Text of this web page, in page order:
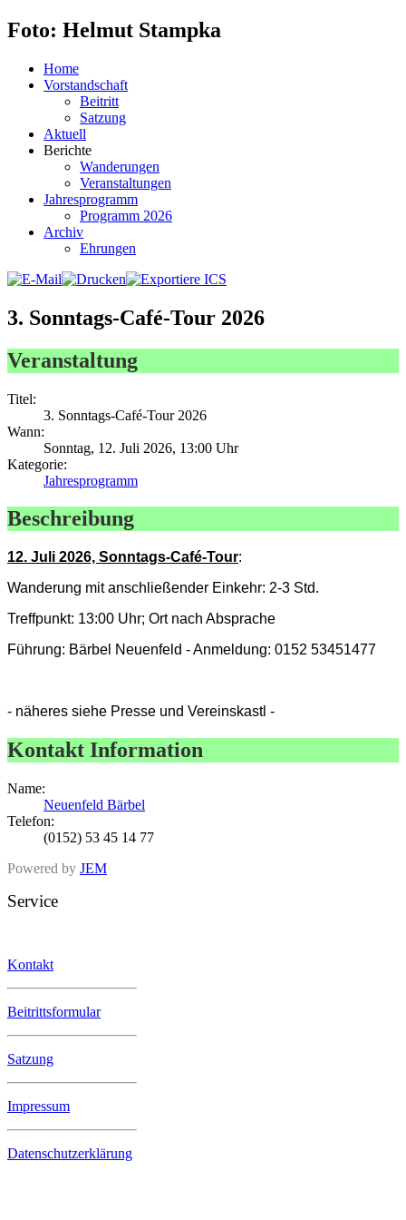
Foto: Helmut Stampka
Home
Vorstandschaft
Beitritt
Satzung
Aktuell
Berichte
Wanderungen
Veranstaltungen
Jahresprogramm
Programm 2026
Archiv
Ehrungen
3. Sonntags-Café-Tour 2026
Veranstaltung
Titel:
3. Sonntags-Café-Tour 2026
Wann:
Sonntag, 12. Juli 2026, 13:00 Uhr
Kategorie:
Jahresprogramm
Beschreibung
12. Juli 2026, Sonntags-Café-Tour:
Wanderung mit anschließender Einkehr: 2-3 Std.
Treffpunkt: 13:00 Uhr; Ort nach Absprache
Führung: Bärbel Neuenfeld - Anmeldung: 0152 53451477
- näheres siehe Presse und Vereinskastl -
Kontakt Information
Name:
Neuenfeld Bärbel
Telefon:
(0152) 53 45 14 77
Powered by JEM
Service
Kontakt
Beitrittsformular
Satzung
Impressum
Datenschutzerklärung